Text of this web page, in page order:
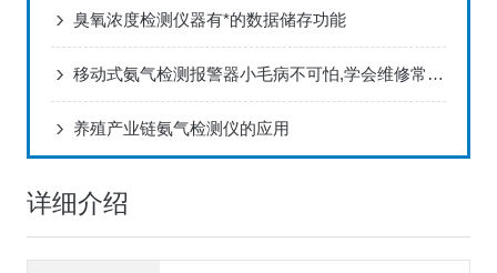
臭氧浓度检测仪器有*的数据储存功能
移动式氨气检测报警器小毛病不可怕,学会维修常识即可
养殖产业链氨气检测仪的应用
详细介绍